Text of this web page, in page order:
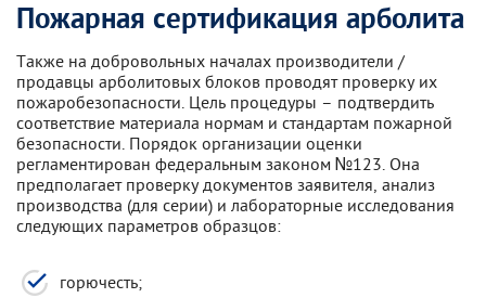
Пожарная сертификация арболита
Также на добровольных началах производители /
продавцы арболитовых блоков проводят проверку их
пожаробезопасности. Цель процедуры – подтвердить
соответствие материала нормам и стандартам пожарной
безопасности. Порядок организации оценки
регламентирован федеральным законом №123. Она
предполагает проверку документов заявителя, анализ
производства (для серии) и лабораторные исследования
следующих параметров образцов:
горючесть;